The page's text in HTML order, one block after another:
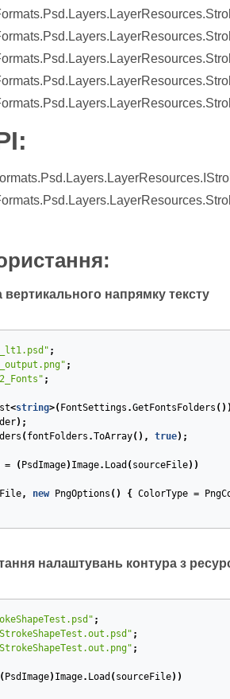
вертикального напрямку тексту
;
;
;
<string>( FontSettings .GetFontsFolders
);
( fontFolders .ToArray(), true);
= ( PsdImage) Image. Load ( sourceFile))
, new PngOptions () { ColorType =
налаштувань контура з
;
;
;
( PsdImage) Image. Load ( sourceFile))